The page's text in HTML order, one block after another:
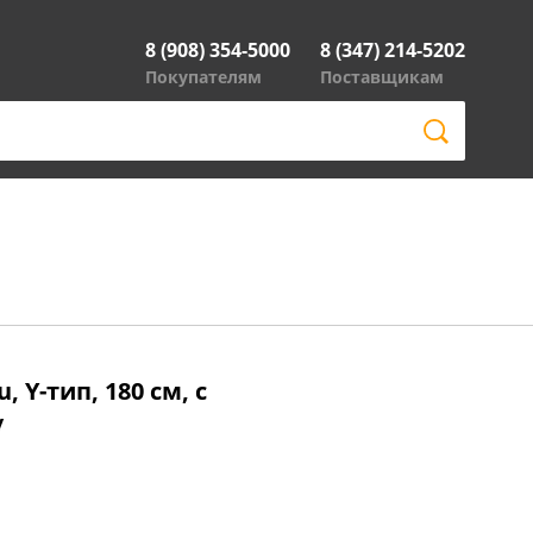
8 (908) 354-5000
Покупателям
8 (347) 214-5202
Поставщикам
Y-тип, 180 см, с